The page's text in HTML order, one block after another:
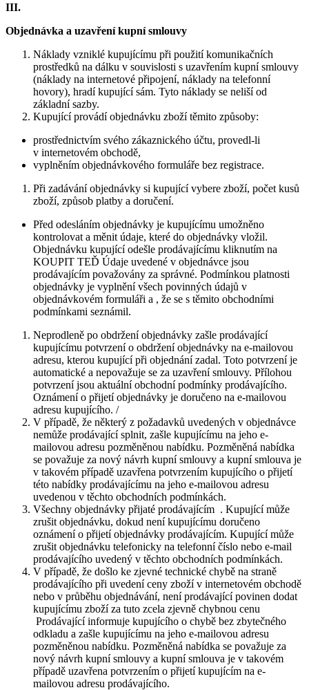
III.
Objednávka a uzavření kupní smlouvy
Náklady vzniklé kupujícímu při použití komunikačních
prostředků na dálku v souvislosti s uzavřením kupní smlouvy
(náklady na internetové připojení, náklady na telefonní
hovory), hradí kupující sám. Tyto náklady se neliší od
základní sazby.
Kupující provádí objednávku zboží těmito způsoby:
prostřednictvím svého zákaznického účtu, provedl-li
v internetovém obchodě,
vyplněním objednávkového formuláře bez registrace.
Při zadávání objednávky si kupující vybere zboží, počet kusů
zboží, způsob platby a doručení.
Před odesláním objednávky je kupujícímu umožněno
kontrolovat a měnit údaje, které do objednávky vložil.
Objednávku kupující odešle prodávajícímu kliknutím na
KOUPIT TEĎ Údaje uvedené v objednávce jsou
prodávajícím považovány za správné. Podmínkou platnosti
objednávky je vyplnění všech povinných údajů v
objednávkovém formuláři a , že se s těmito obchodními
podmínkami seznámil.
Neprodleně po obdržení objednávky zašle prodávající
kupujícímu potvrzení o obdržení objednávky na e-mailovou
adresu, kterou kupující při objednání zadal. Toto potvrzení je
automatické a nepovažuje se za uzavření smlouvy. Přílohou
potvrzení jsou aktuální obchodní podmínky prodávajícího.
Oznámení o přijetí objednávky je doručeno na e-mailovou
adresu kupujícího. /
V případě, že některý z požadavků uvedených v objednávce
nemůže prodávající splnit, zašle kupujícímu na jeho e-
mailovou adresu pozměněnou nabídku. Pozměněná nabídka
se považuje za nový návrh kupní smlouvy a kupní smlouva je
v takovém případě uzavřena potvrzením kupujícího o přijetí
této nabídky prodávajícímu na jeho e-mailovou adresu
uvedenou v těchto obchodních podmínkách.
Všechny objednávky přijaté prodávajícím . Kupující může
zrušit objednávku, dokud není kupujícímu doručeno
oznámení o přijetí objednávky prodávajícím. Kupující může
zrušit objednávku telefonicky na telefonní číslo nebo e-mail
prodávajícího uvedený v těchto obchodních podmínkách.
V případě, že došlo ke zjevné technické chybě na straně
prodávajícího při uvedení ceny zboží v internetovém obchodě
nebo v průběhu objednávání, není prodávající povinen dodat
kupujícímu zboží za tuto zcela zjevně chybnou cenu
Prodávající informuje kupujícího o chybě bez zbytečného
odkladu a zašle kupujícímu na jeho e-mailovou adresu
pozměněnou nabídku. Pozměněná nabídka se považuje za
nový návrh kupní smlouvy a kupní smlouva je v takovém
případě uzavřena potvrzením o přijetí kupujícím na e-
mailovou adresu prodávajícího.